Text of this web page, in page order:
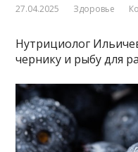
27.04.2025 Здоровье
Нутрициолог
чернику и рыбу для